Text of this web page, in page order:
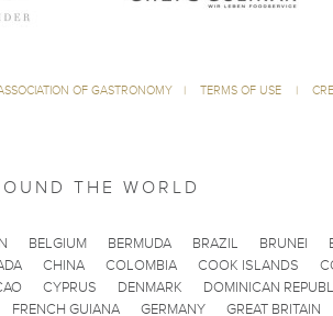
OF GASTRONOMY | TERMS OF USE |
THE WORLD
BELGIUM BERMUDA BRAZIL BRUNEI
CHINA COLOMBIA COOK ISLANDS
CYPRUS DENMARK DOMINICAN
FRENCH GUIANA GERMANY GREAT BRITAIN